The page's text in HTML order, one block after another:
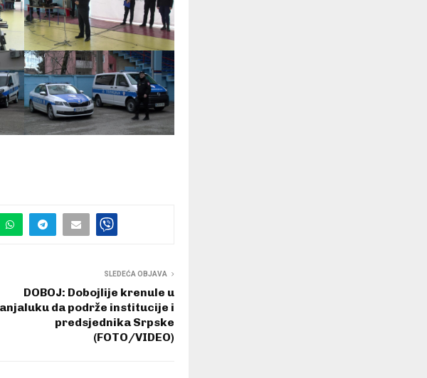
SLEDEĆA OBJAVA
DOBOJ: Dobojlije krenule u
da podrže institucije i
predsjednika Srpske
(FOTO/VIDEO)